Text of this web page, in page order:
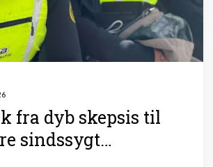
fra dyb skepsis til
sindssygt